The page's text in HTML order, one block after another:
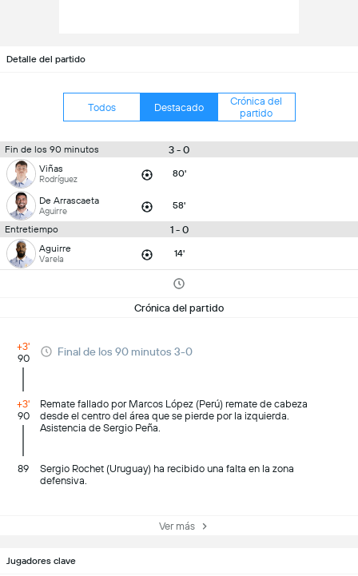
Detalle del partido
Todos Destacado
Crónica del
partido
Fin de los 90 minutos 3 - 0
Viñas
Rodríguez 80'
De Arrascaeta
Aguirre 58'
Entretiempo 1 - 0
Aguirre
Varela 14'
Crónica del partido
+3'
90
Final de los 90 minutos 3-0
+3'
90
Remate fallado por Marcos López (Perú) remate de cabeza
desde el centro del área que se pierde por la izquierda.
Asistencia de Sergio Peña.
89
Sergio Rochet (Uruguay) ha recibido una falta en la zona
defensiva.
Ver más
Jugadores clave